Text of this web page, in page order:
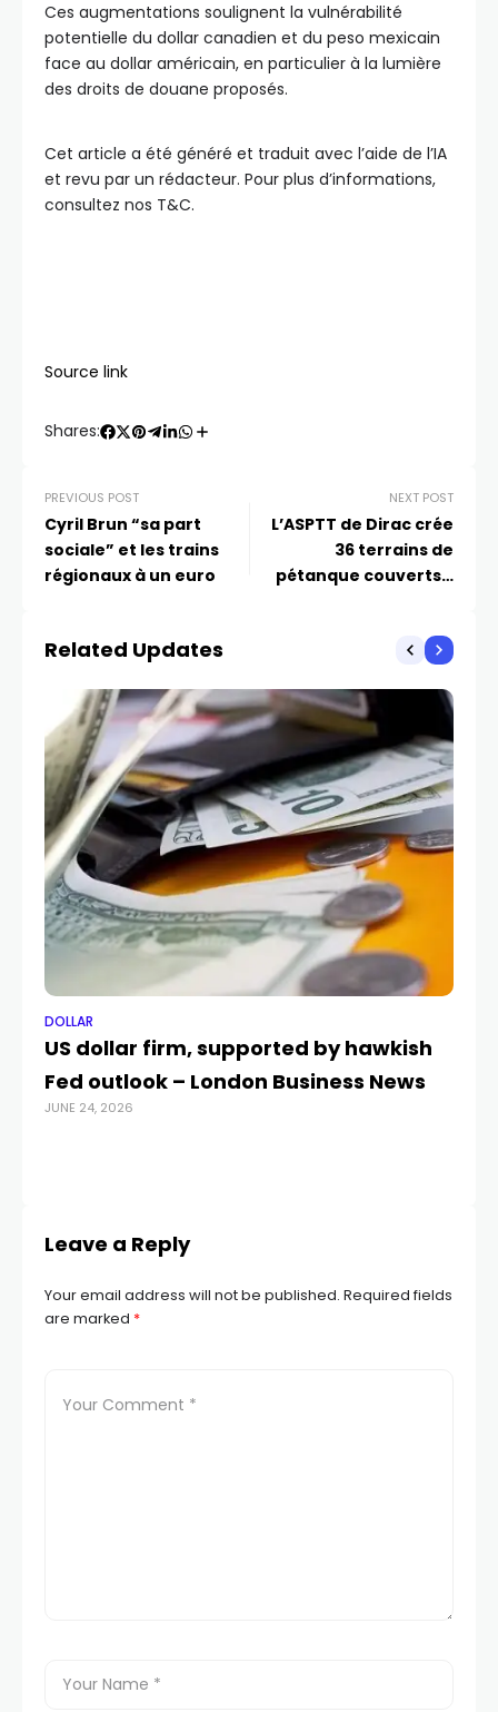
Ces augmentations soulignent la vulnérabilité
potentielle du dollar canadien et du peso mexicain
face au dollar américain, en particulier à la lumière
des droits de douane proposés.
Cet article a été généré et traduit avec l’aide de l’IA
et revu par un rédacteur. Pour plus d’informations,
consultez nos T&C.
Source link
Shares:
PREVIOUS POST
Cyril Brun “sa part
sociale” et les trains
régionaux à un euro
NEXT POST
L’ASPTT de Dirac crée
36 terrains de
pétanque couverts…
Related Updates
DOLLAR
US dollar firm, supported by hawkish
Fed outlook – London Business News
JUNE 24, 2026
Leave a Reply
Your email address will not be published. Required fields
are marked *